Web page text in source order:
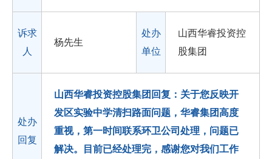
诉求
人
杨先生
处办
单位
山西华睿投资控
股集团
处办
回复
山西华睿投资控股集团回复：关于您反映开
发区实验中学清扫路面问题，华睿集团高度
重视，第一时间联系环卫公司处理，问题已
解决。目前已经处理完，感谢您对我们工作